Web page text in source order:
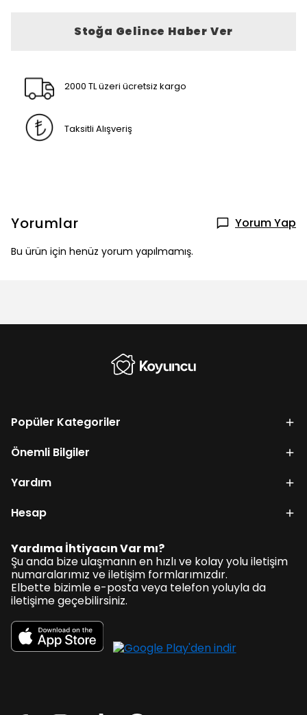
Stoğa Gelince Haber Ver
2000 TL üzeri ücretsiz kargo
Taksitli Alışveriş
Yorumlar Yorum Yap
Bu ürün için henüz yorum yapılmamış.
Popüler Kategoriler
Önemli Bilgiler
Yardım
Hesap
Yardıma İhtiyacın Var mı?
Şu anda bize ulaşmanın en hızlı ve kolay yolu iletişim
numaralarımız ve iletişim formlarımızdır.
Elbette bizimle e-posta veya telefon yoluyla da
iletişime geçebilirsiniz.